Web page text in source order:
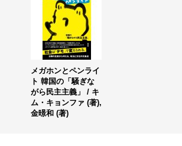
メガホンとペンライ
ト 韓国の「騒ぎな
がら民主主義」 / キ
ム・キョンファ (著),
金暻和 (著)